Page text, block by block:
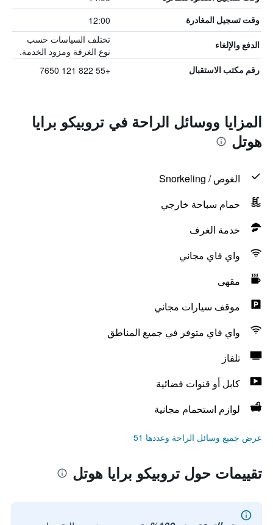
وقت تسجيل المغادرة 12:00
الدفع والإلغاء
تختلف السياسات حسب
نوع الغرفة ومزود الخدمة.
رقم مكتب الاستقبال +55 822 121 7650
المزايا ووسائل الراحة في تروبيكو برايا
هوتل
الغوص / Snorkeling
حمام سباحة خارجي
خدمة الغرف
واي فاي مجاني
مقهى
موقف سيارات مجاني
واي فاي متوفر في جميع المناطق
تلفاز
كابل أو قنوات فضائية
لوازم استحمام مجانية
عرض جميع وسائل الراحة وعددها 51
تقييمات حول تروبيكو برايا هوتل